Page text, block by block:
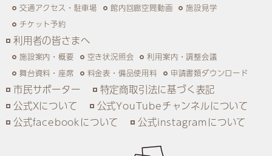
交通アクセス・駐車場
館内回廊空間動画
施設見学
チケット予約
利用者の皆さまへ
施設案内・概要 空き状況照会
利用案内・調整会議
舞台資料・座席
料金表・備品使用料 申請書類ダウンロード
市民サポーター
特定商取引法に基づく表記
公式Xについて
公式YouTubeチャンネルについて
公式facebookについて
公式instagramについて